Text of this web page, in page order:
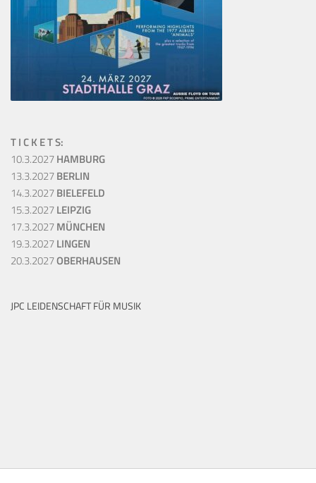
T I C K E T S:
10.3.2027HAMBURG
13.3.2027BERLIN
14.3.2027BIELEFELD
15.3.2027LEIPZIG
17.3.2027MÜNCHEN
19.3.2027LINGEN
20.3.2027OBERHAUSEN
JPC LEIDENSCHAFT FÜR MUSIK